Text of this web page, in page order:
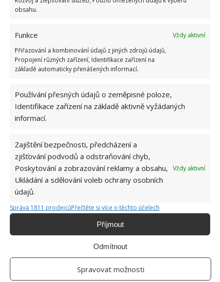
obsahu.
Funkce
Vždy aktivní
Přiřazování a kombinování údajů z jiných zdrojů údajů,
Propojení různých zařízení, Identifikace zařízení na
základě automaticky přenášených informací.
Používání přesných údajů o zeměpisné poloze,
Identifikace zařízení na základě aktivně vyžádaných
informací.
Zajištění bezpečnosti, předcházení a
zjišťování podvodů a odstraňování chyb,
Poskytování a zobrazování reklamy a obsahu,
Ukládání a sdělování voleb ochrany osobních
údajů.
Vždy aktivní
Správa 1811 prodejcůPřečtěte si více o těchto účelech
Příjmout
Odmítnout
Spravovat možnosti
BABIČKA BYDLENÍ DŮCHODKYNĚ
Přidejte svůj názor
KOMENTOVAT
Do redakce Bydlimeutulne.cz se
přidala během svých studií a práce
redaktorky ji tak nadchla, že se
autorovi]